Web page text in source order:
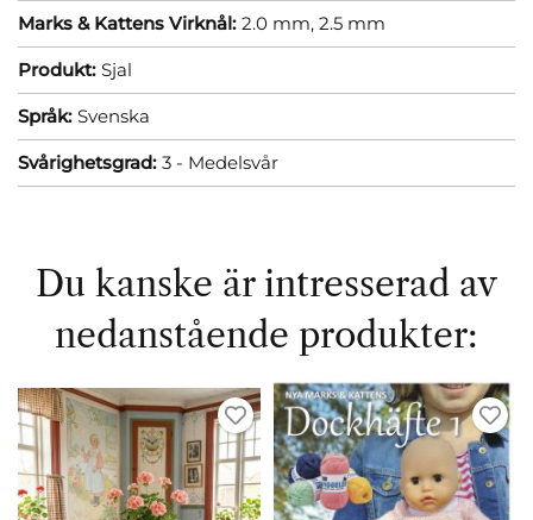
Marks & Kattens Virknål: 2.0 mm, 2.5 mm
Produkt: Sjal
Språk: Svenska
Svårighetsgrad: 3 - Medelsvår
Du kanske är intresserad av
nedanstående produkter: